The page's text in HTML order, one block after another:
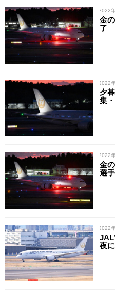
/ 2022
金
了
/ 2022
夕
集
/ 2022
金
選
/ 2022
夜